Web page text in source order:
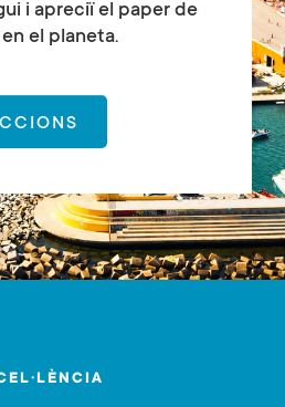
i apreciï el paper de
el planeta.